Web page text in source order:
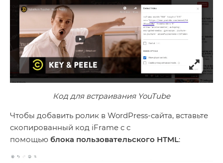
Код для встраивания YouTube
Чтобы добавить ролик в WordPress-сайта, вставьте
скопированный код iFrame c с
помощью блока пользовательского HTML: